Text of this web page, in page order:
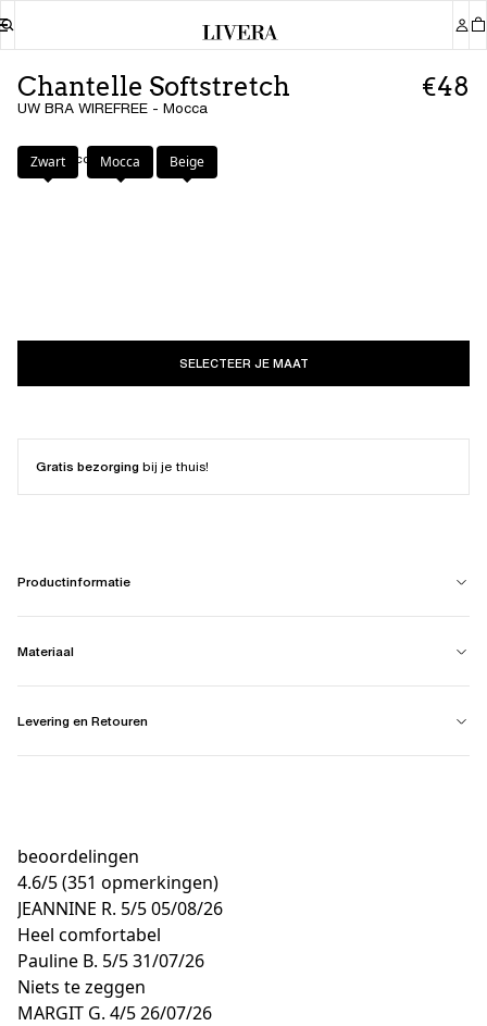
Chantelle Softstretch
UW BRA WIREFREE - Mocca
€48
Kleur: Mocca
Zwart Mocca Beige
SELECTEER JE MAAT
Gratis bezorgingbij je thuis!
Productinformatie
Materiaal
Levering en Retouren
beoordelingen
4.6/5(351 opmerkingen)
JEANNINE R. 5/505/08/26
Heel comfortabel
Pauline B. 5/531/07/26
Niets te zeggen
MARGIT G. 4/526/07/26